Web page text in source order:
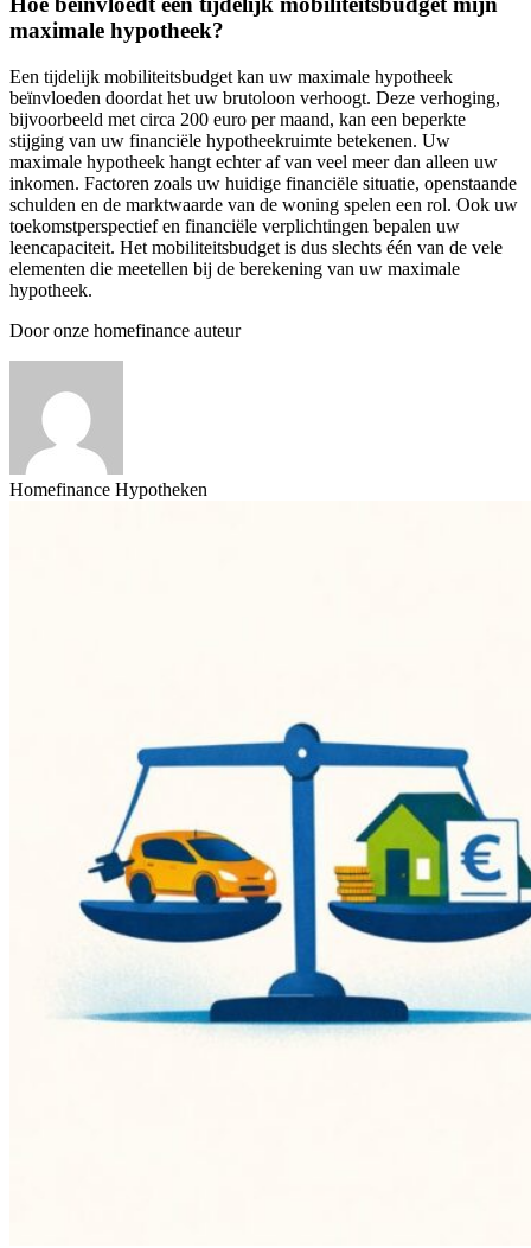
maximale hypotheek?
Een tijdelijk mobiliteitsbudget kan uw maximale hypotheek
beïnvloeden doordat het uw brutoloon verhoogt. Deze verhoging,
bijvoorbeeld met circa 200 euro per maand, kan een beperkte
stijging van uw financiële hypotheekruimte betekenen. Uw
maximale hypotheek hangt echter af van veel meer dan alleen uw
inkomen. Factoren zoals uw huidige financiële situatie, openstaande
schulden en de marktwaarde van de woning spelen een rol. Ook uw
toekomstperspectief en financiële verplichtingen bepalen uw
leencapaciteit. Het mobiliteitsbudget is dus slechts één van de vele
elementen die meetellen bij de berekening van uw maximale
hypotheek.
Door onze homefinance auteur
Homefinance Hypotheken